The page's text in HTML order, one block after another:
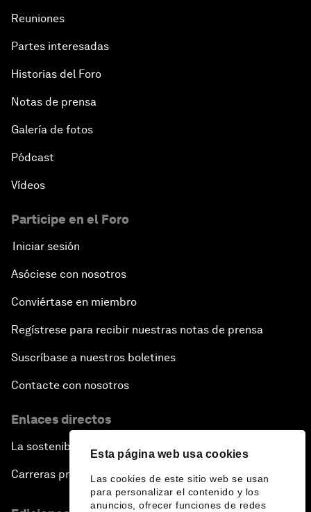
Esta página web usa cookies
Las cookies de este sitio web se usan
para personalizar el contenido y los
anuncios, ofrecer funciones de redes
Reuniones
Partes interesadas
Historias del Foro
Notas de prensa
Galería de fotos
Pódcast
Vídeos
Participe en el Foro
Iniciar sesión
Asóciese con nosotros
Conviértase en miembro
Regístrese para recibir nuestras notas de prensa
Suscríbase a nuestros boletines
Contacte con nosotros
Enlaces directos
La sostenibilidad en el Foro
Carreras profesionales